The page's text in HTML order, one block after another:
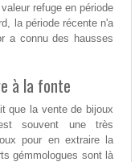
refuge en période
la période récente n'a
a connu des hausses
à la fonte
que la vente de bijoux
souvent une très
pour en extraire la
gémmologues sont là